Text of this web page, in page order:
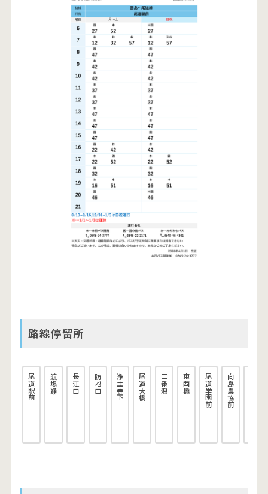
路線停留所
尾道駅前 渡場通り 長江口 防地口 浄土寺下 尾道大橋 二番潟 東西橋 尾道学園前 向島農協前